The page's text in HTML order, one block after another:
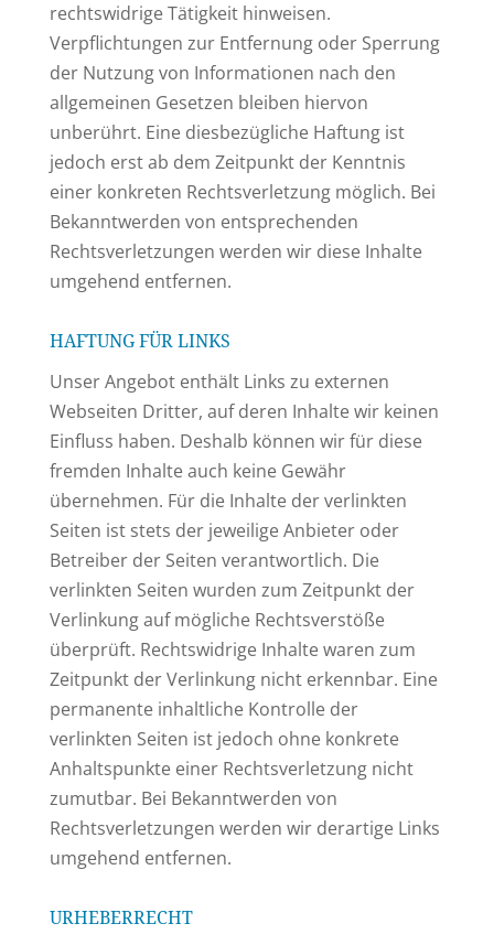
rechtswidrige Tätigkeit hinweisen.
Verpflichtungen zur Entfernung oder Sperrung
der Nutzung von Informationen nach den
allgemeinen Gesetzen bleiben hiervon
unberührt. Eine diesbezügliche Haftung ist
jedoch erst ab dem Zeitpunkt der Kenntnis
einer konkreten Rechtsverletzung möglich. Bei
Bekanntwerden von entsprechenden
Rechtsverletzungen werden wir diese Inhalte
umgehend entfernen.
HAFTUNG FÜR LINKS
Unser Angebot enthält Links zu externen
Webseiten Dritter, auf deren Inhalte wir keinen
Einfluss haben. Deshalb können wir für diese
fremden Inhalte auch keine Gewähr
übernehmen. Für die Inhalte der verlinkten
Seiten ist stets der jeweilige Anbieter oder
Betreiber der Seiten verantwortlich. Die
verlinkten Seiten wurden zum Zeitpunkt der
Verlinkung auf mögliche Rechtsverstöße
überprüft. Rechtswidrige Inhalte waren zum
Zeitpunkt der Verlinkung nicht erkennbar. Eine
permanente inhaltliche Kontrolle der
verlinkten Seiten ist jedoch ohne konkrete
Anhaltspunkte einer Rechtsverletzung nicht
zumutbar. Bei Bekanntwerden von
Rechtsverletzungen werden wir derartige Links
umgehend entfernen.
URHEBERRECHT